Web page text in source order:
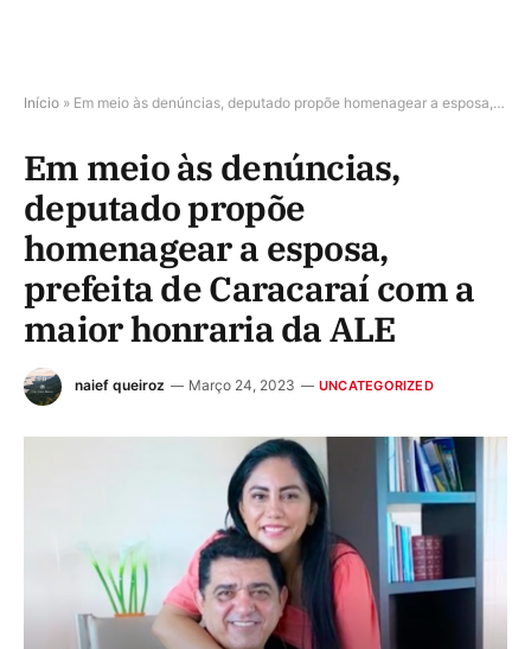
Início » Em meio às denúncias, deputado propõe homenagear a esposa, prefeita de Caracaraí com a maior honraria da ALE
Em meio às denúncias,
deputado propõe
homenagear a esposa,
prefeita de Caracaraí com a
maior honraria da ALE
naief queiroz Março 24, 2023 UNCATEGORIZED